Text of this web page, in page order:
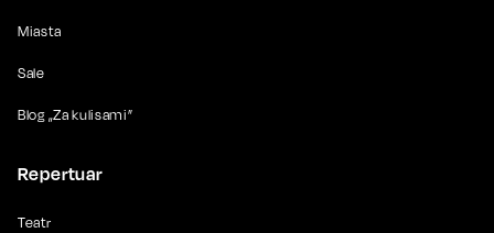
Miasta
Sale
Blog „Za kulisami”
Repertuar
Teatr